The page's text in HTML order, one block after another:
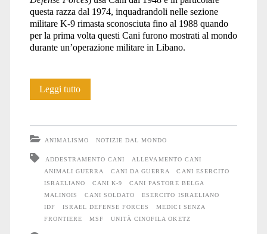
questa razza dal 1974, inquadrandoli nelle sezione
militare K-9 rimasta sconosciuta fino al 1988 quando
per la prima volta questi Cani furono mostrati al mondo
durante un’operazione militare in Libano.
Leggi tuttoAnche
la
guerra
#21
ANIMALISMO NOTIZIE DAL MONDO
ADDESTRAMENTO CANI
ALLEVAMENTO CANI
ANIMALI GUERRA
CANI DA GUERRA
CANI ESERCITO
ISRAELIANO
CANI K-9
CANI PASTORE BELGA
MALINOIS
CANI SOLDATO
ESERCITO ISRAELIANO
IDF
ISRAEL DEFENSE FORCES
MEDICI SENZA
FRONTIERE
MSF UNITÀ CINOFILA OKETZ